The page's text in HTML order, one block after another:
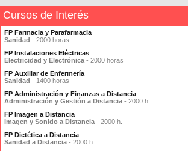
Cursos de Interés
FP Farmacia y Parafarmacia
Sanidad - 2000 horas
FP Instalaciones Eléctricas
Electricidad y Electrónica - 2000 horas
FP Auxiliar de Enfermería
Sanidad - 1400 horas
FP Administración y Finanzas a Distancia
Administración y Gestión a Distancia - 2000 h.
FP Imagen a Distancia
Imagen y Sonido a Distancia - 2000 h.
FP Dietética a Distancia
Sanidad a Distancia - 2000 h.